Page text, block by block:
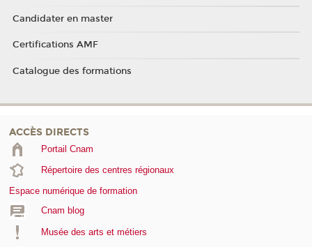
Candidater en master
Certifications AMF
Catalogue des formations
ACCÈS DIRECTS
Portail Cnam
Répertoire des centres régionaux
Espace numérique de formation
Cnam blog
Musée des arts et métiers